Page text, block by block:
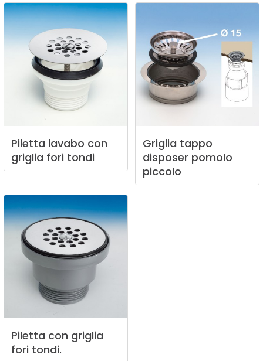
Piletta lavabo con
griglia fori tondi
Griglia tappo
disposer pomolo
piccolo
Piletta con griglia
fori tondi.